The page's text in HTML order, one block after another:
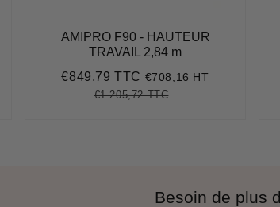
AMIPRO F90 - HAUTEUR
TRAVAIL 2,84 m
Prix
€849,79 TTC €849,79
€708,16 HT
Prix
€1.205,72 TTC€1.205,72
Besoin de plus